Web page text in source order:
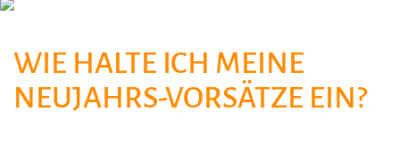
WIE HALTE ICH MEINE
NEUJAHRS-VORSÄTZE EIN?